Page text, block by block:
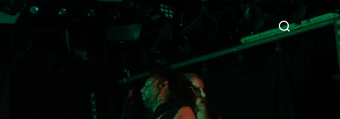
Suchen
nach: